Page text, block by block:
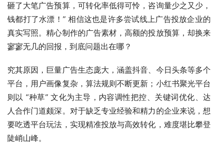
砸了大笔广告预算，可转化率低得可怜，咨询量少之又少，
钱都打了水漂！” 相信这也是许多尝试线上广告投放企业的
真实写照。精心制作的广告素材，高额的投放预算，却换来
寥寥无几的回报，到底问题出在哪？​
究其原因，巨量广告生态庞大，涵盖抖音、今日头条等多个
平台，用户画像复杂，算法规则不断更新；小红书聚光平台
则以 “种草” 文化为主导，内容调性把控、关键词优化、达
人合作门道颇深。对于缺乏专业经验和精力的企业来说，想
要吃透平台玩法，实现精准投放与高效转化，难度堪比攀登
陡峭山峰。​